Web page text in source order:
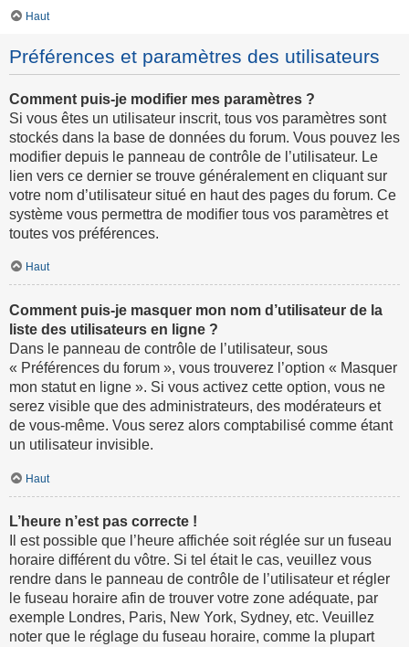
Haut
Préférences et paramètres des utilisateurs
Comment puis-je modifier mes paramètres ?
Si vous êtes un utilisateur inscrit, tous vos paramètres sont
stockés dans la base de données du forum. Vous pouvez les
modifier depuis le panneau de contrôle de l’utilisateur. Le
lien vers ce dernier se trouve généralement en cliquant sur
votre nom d’utilisateur situé en haut des pages du forum. Ce
système vous permettra de modifier tous vos paramètres et
toutes vos préférences.
Haut
Comment puis-je masquer mon nom d’utilisateur de la
liste des utilisateurs en ligne ?
Dans le panneau de contrôle de l’utilisateur, sous
« Préférences du forum », vous trouverez l’option « Masquer
mon statut en ligne ». Si vous activez cette option, vous ne
serez visible que des administrateurs, des modérateurs et
de vous-même. Vous serez alors comptabilisé comme étant
un utilisateur invisible.
Haut
L’heure n’est pas correcte !
Il est possible que l’heure affichée soit réglée sur un fuseau
horaire différent du vôtre. Si tel était le cas, veuillez vous
rendre dans le panneau de contrôle de l’utilisateur et régler
le fuseau horaire afin de trouver votre zone adéquate, par
exemple Londres, Paris, New York, Sydney, etc. Veuillez
noter que le réglage du fuseau horaire, comme la plupart